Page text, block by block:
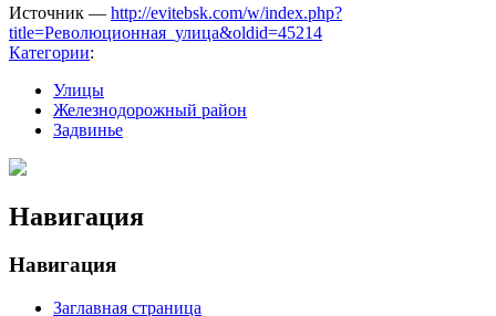
Источник — http://evitebsk.com/w/index.php?
title=Революционная_улица&oldid=45214
Категории:
Улицы
Железнодорожный район
Задвинье
Навигация
Навигация
Заглавная страница